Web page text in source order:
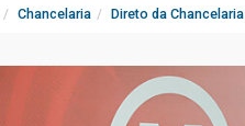
Chancelaria Direto da Chancelaria